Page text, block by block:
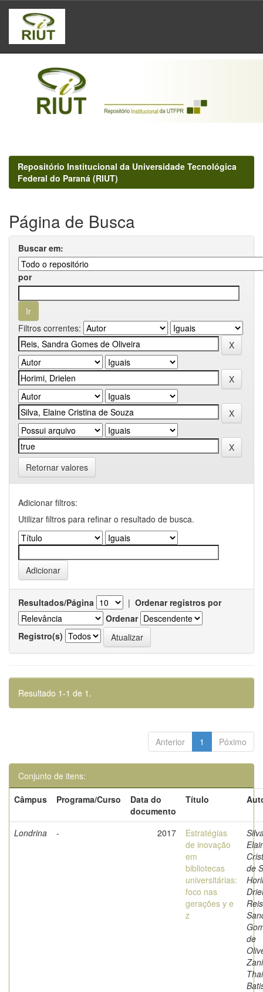
Skip
navigation
Repositório Institucional da Universidade Tecnológica
Federal do Paraná (RIUT)
Página de Busca
Buscar em:
por
Filtros correntes:
Retornar valores
Adicionar filtros:
Utilizar filtros para refinar o resultado de busca.
Resultados/Página | Ordenar registros por
Ordenar
Registro(s)
Resultado 1-1 de 1.
Anterior 1 Póximo
Conjunto de itens:
Câmpus
Programa/Curso
Data do
documento
Título
Londrina - 2017
Estratégias
de inovação
em
bibliotecas
universitárias:
foco nas
gerações y e
z
de
de